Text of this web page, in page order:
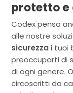
protetto e
Codex pensa
alle nostre
sicurezza i tuoi
preoccuparti di
di ogni genere.
circoscritti da